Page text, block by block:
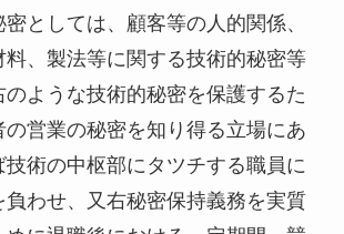
としては、顧客等の人的関係、
料、製法等に関する技術的秘密等
ような技術的秘密を保護するた
営業の秘密を知り得る立場にあ
技術の中枢部にタツチする職員に
わせ、又右秘密保持義務を実質